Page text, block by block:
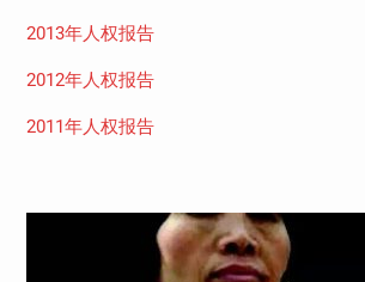
2013年人权报告
2012年人权报告
2011年人权报告